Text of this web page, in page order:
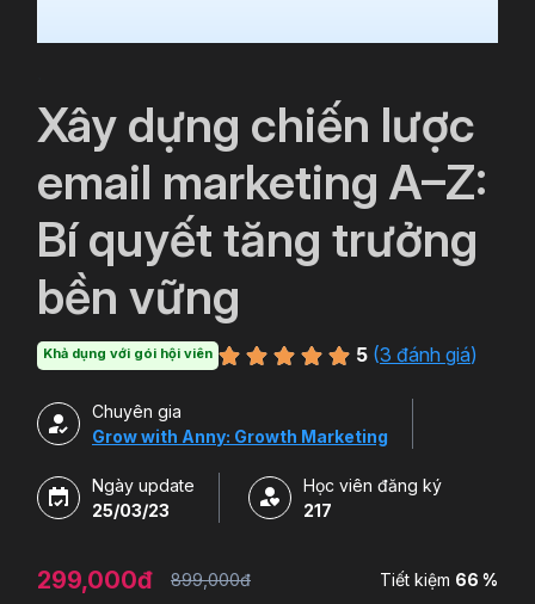
Xây dựng chiến lược
email marketing A–Z:
Bí quyết tăng trưởng
bền vững
Khả dụng với gói hội viên 5 (3 đánh giá)
Chuyên gia
Grow with Anny: Growth Marketing
Ngày update
25/03/23
Học viên đăng ký
217
299,000đ 899,000đ Tiết kiệm 66 %